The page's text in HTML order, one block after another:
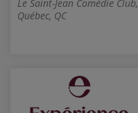
Le Saint-Jean Comédie Club,
Québec, QC